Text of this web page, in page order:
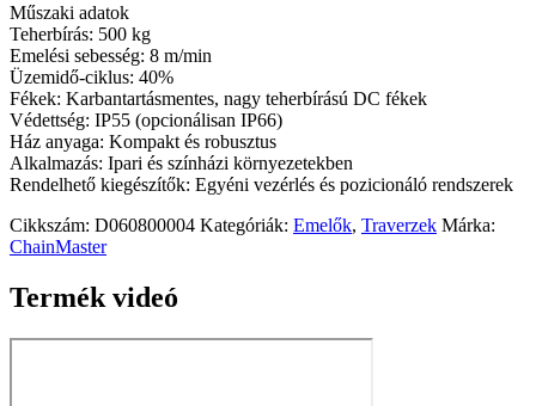
Műszaki adatok
Teherbírás: 500 kg
Emelési sebesség: 8 m/min
Üzemidő-ciklus: 40%
Fékek: Karbantartásmentes, nagy teherbírású DC fékek
Védettség: IP55 (opcionálisan IP66)
Ház anyaga: Kompakt és robusztus
Alkalmazás: Ipari és színházi környezetekben
Rendelhető kiegészítők: Egyéni vezérlés és pozicionáló rendszerek
Cikkszám: D060800004 Kategóriák: Emelők, Traverzek Márka:
ChainMaster
Termék videó